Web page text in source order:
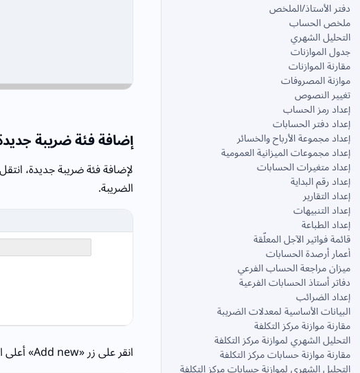
دفتر الأستاذ/الملخص
ملخص الحساب
التحليل الشهري
جدول الموازنات
مقارنة الموازنات
موازنة المصروفات
تغيير النصوص
إعداد رمز الحساب
إعداد دفتر الحسابات
إعداد مجموعة الأرباح والخسائر
إعداد مجموعات الميزانية العمومية
إعداد متغيرات الحسابات
إعداد رقم البداية
إعداد التقارير
إعداد التنبيهات
إعداد الطباعة
قائمة فواتير الآجل المعلّقة
أعمار أرصدة الحسابات
ميزان مراجعة الحساب الفرعي
دفاتر أستاذ الحسابات الفرعية
إعداد الضرائب
البيانات الأساسية لمعدلات الضريبة
مقارنة موازنة مركز التكلفة
التحليل الشهري لموازنة مركز التكلفة
مقارنة موازنة حسابات مركز التكلفة
إضافة فئة ضريبة
لإضافة فئة ضريبة جديدة،
الضريبة.
انقر على زر «Add new» أعلى الصفحة.